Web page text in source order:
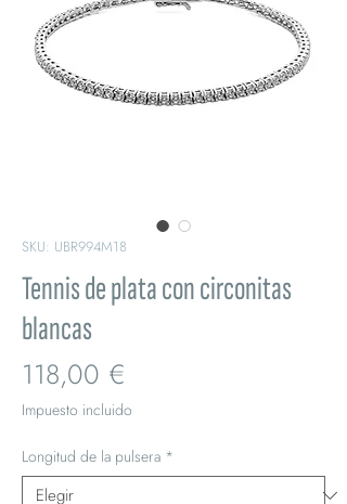
SKU: UBR994M18
Tennis de plata con circonitas
blancas
118,00 €
Impuesto incluido
Longitud de la pulsera *